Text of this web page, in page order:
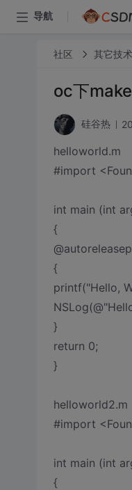
导航
社区 其它技
oc下
硅谷热
helloworld.m
#import
int main (int
{
{
printf("Hello,
}
return 0;
}
helloworld2.m
#import
int main (int
{